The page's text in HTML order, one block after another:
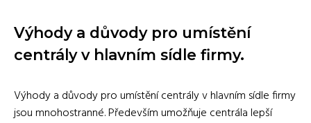
Výhody a důvody pro umístění
centrály v hlavním sídle firmy.
Výhody a důvody pro umístění centrály v hlavním sídle firmy
jsou mnohostranné. Především umožňuje centrála lepší